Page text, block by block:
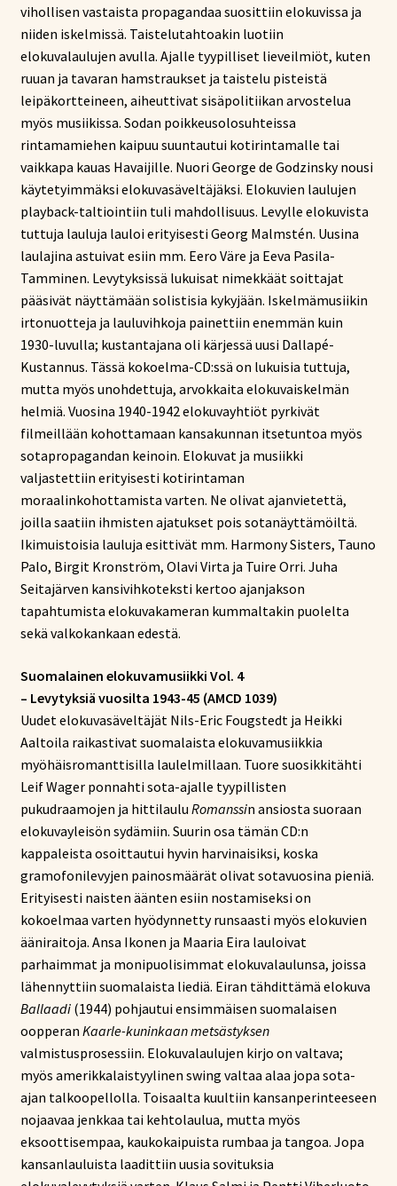
vihollisen vastaista propagandaa suosittiin elokuvissa ja
niiden iskelmissä. Taistelutahtoakin luotiin
elokuvalaulujen avulla. Ajalle tyypilliset lieveilmiöt, kuten
ruuan ja tavaran hamstraukset ja taistelu pisteistä
leipäkortteineen, aiheuttivat sisäpolitiikan arvostelua
myös musiikissa. Sodan poikkeusolosuhteissa
rintamamiehen kaipuu suuntautui kotirintamalle tai
vaikkapa kauas Havaijille. Nuori George de Godzinsky nousi
käytetyimmäksi elokuvasäveltäjäksi. Elokuvien laulujen
playback-taltiointiin tuli mahdollisuus. Levylle elokuvista
tuttuja lauluja lauloi erityisesti Georg Malmstén. Uusina
laulajina astuivat esiin mm. Eero Väre ja Eeva Pasila-
Tamminen. Levytyksissä lukuisat nimekkäät soittajat
pääsivät näyttämään solistisia kykyjään. Iskelmämusiikin
irtonuotteja ja lauluvihkoja painettiin enemmän kuin
1930-luvulla; kustantajana oli kärjessä uusi Dallapé-
Kustannus. Tässä kokoelma-CD:ssä on lukuisia tuttuja,
mutta myös unohdettuja, arvokkaita elokuvaiskelmän
helmiä. Vuosina 1940-1942 elokuvayhtiöt pyrkivät
filmeillään kohottamaan kansakunnan itsetuntoa myös
sotapropagandan keinoin. Elokuvat ja musiikki
valjastettiin erityisesti kotirintaman
moraalinkohottamista varten. Ne olivat ajanvietettä,
joilla saatiin ihmisten ajatukset pois sotanäyttämöiltä.
Ikimuistoisia lauluja esittivät mm. Harmony Sisters, Tauno
Palo, Birgit Kronström, Olavi Virta ja Tuire Orri. Juha
Seitajärven kansivihkoteksti kertoo ajanjakson
tapahtumista elokuvakameran kummaltakin puolelta
sekä valkokankaan edestä.
Suomalainen elokuvamusiikki Vol. 4
– Levytyksiä vuosilta 1943-45 (AMCD 1039)
Uudet elokuvasäveltäjät Nils-Eric Fougstedt ja Heikki
Aaltoila raikastivat suomalaista elokuvamusiikkia
myöhäisromanttisilla laulelmillaan. Tuore suosikkitähti
Leif Wager ponnahti sota-ajalle tyypillisten
pukudraamojen ja hittilaulu Romanssin ansiosta suoraan
elokuvayleisön sydämiin. Suurin osa tämän CD:n
kappaleista osoittautui hyvin harvinaisiksi, koska
gramofonilevyjen painosmäärät olivat sotavuosina pieniä.
Erityisesti naisten äänten esiin nostamiseksi on
kokoelmaa varten hyödynnetty runsaasti myös elokuvien
ääniraitoja. Ansa Ikonen ja Maaria Eira lauloivat
parhaimmat ja monipuolisimmat elokuvalaulunsa, joissa
lähennyttiin suomalaista liediä. Eiran tähdittämä elokuva
Ballaadi(1944) pohjautui ensimmäisen suomalaisen
oopperan Kaarle-kuninkaan metsästyksen
valmistusprosessiin. Elokuvalaulujen kirjo on valtava;
myös amerikkalaistyylinen swing valtaa alaa jopa sota-
ajan talkoopellolla. Toisaalta kuultiin kansanperinteeseen
nojaavaa jenkkaa tai kehtolaulua, mutta myös
eksoottisempaa, kaukokaipuista rumbaa ja tangoa. Jopa
kansanlauluista laadittiin uusia sovituksia